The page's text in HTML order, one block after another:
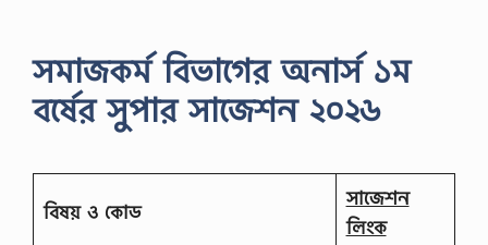
সমাজকর্ম বিভাগের অনার্স ১ম
বর্ষের সুপার সাজেশন ২০২৬
বিষয় ও কোড
সাজেশন
লিংক